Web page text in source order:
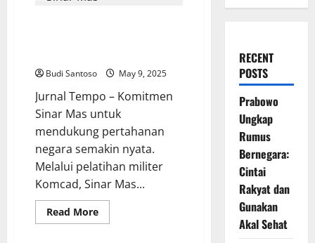
Budi Santoso May 9, 2025
Jurnal Tempo – Komitmen
Sinar Mas untuk
mendukung pertahanan
negara semakin nyata.
Melalui pelatihan militer
Komcad, Sinar Mas...
Read MoreRead
more
RECENT
POSTS
Prabowo
Ungkap
Rumus
Bernegara:
Cintai
Rakyat dan
Gunakan
Akal Sehat